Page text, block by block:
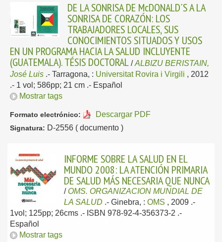
DE LA SONRISA DE McDONALD´S A LA
SONRISA DE CORAZÓN: LOS
TRABAJADORES LOCALES, SUS
CONOCIMIENTOS SITUADOS Y USOS
EN UN PROGRAMA HACIA LA SALUD INCLUYENTE
(GUATEMALA). TÉSIS DOCTORAL /ALBIZU BERISTAIN,
José Luis .- Tarragona, : Universitat Rovira i Virgili , 2012
.- 1 vol; 586pp; 21 cm .- Español
Mostrar tags
Formato electrónico: Descargar PDF
Signatura: D-2556 ( documento )
INFORME SOBRE LA SALUD EN EL
MUNDO 2008: LA ATENCIÓN PRIMARIA
DE SALUD MÁS NECESARIA QUE NUNCA
/ OMS. ORGANIZACION MUNDIAL DE
LA SALUD .- Ginebra, : OMS , 2009 .-
1vol; 125pp; 26cms .- ISBN 978-92-4-356373-2 .-
Español
Mostrar tags